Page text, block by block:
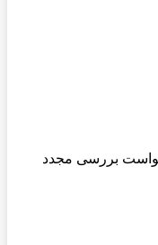
بررسی مجدد